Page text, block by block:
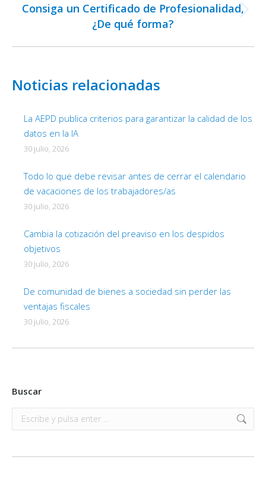
Publicación
siguiente:
Consiga un Certificado de Profesionalidad,
¿De qué forma?
Noticias relacionadas
La AEPD publica criterios para garantizar la calidad de los
datos en la IA
30 julio, 2026
Todo lo que debe revisar antes de cerrar el calendario
de vacaciones de los trabajadores/as
30 julio, 2026
Cambia la cotización del preaviso en los despidos
objetivos
30 julio, 2026
De comunidad de bienes a sociedad sin perder las
ventajas fiscales
30 julio, 2026
Buscar
Buscar: